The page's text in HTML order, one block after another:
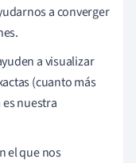
a converger
a visualizar
(cuanto más
nuestra
el que nos